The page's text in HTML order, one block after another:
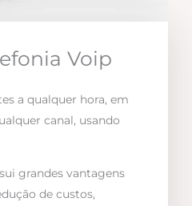
Voip
a qualquer hora, em
canal, usando
grandes vantagens
de custos,